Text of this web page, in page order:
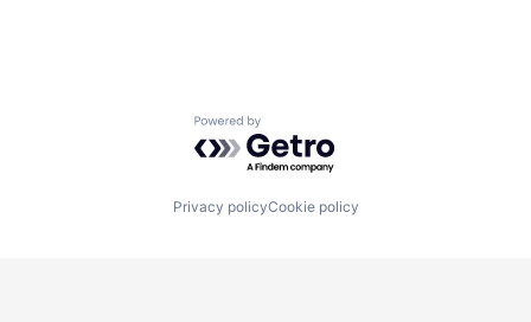
Powered by Getro.com
Privacy policyCookie policy